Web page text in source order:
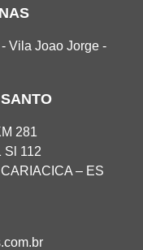
Vila Joao Jorge -
281
Sl 112
– ES